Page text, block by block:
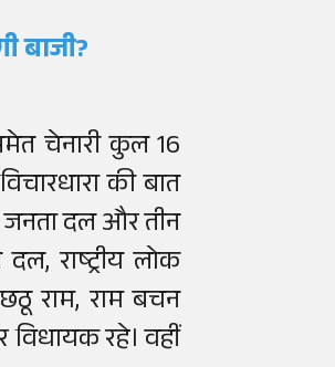
बाजी?
चेनारी कुल 16
की बात
जनता दल और तीन
राष्ट्रीय लोक
राम, राम बचन
विधायक रहे। वहीं